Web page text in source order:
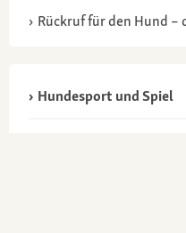
Rückruf für den Hund –
Hundesport und Spiel